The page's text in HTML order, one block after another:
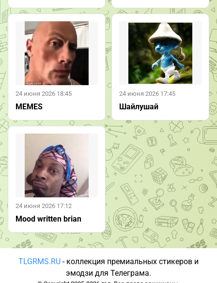
24 июня 2026 18:45
MEMES
24 июня 2026 17:45
Шайлушай
24 июня 2026 17:12
Mood written brian
TLGRMS.RU - коллекция премиальных стикеров и
эмодзи для Телеграма.